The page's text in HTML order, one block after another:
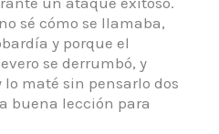
sé cómo se llamaba,
y porque el
se derrumbó, y
lo maté sin pensarlo dos
buena lección para